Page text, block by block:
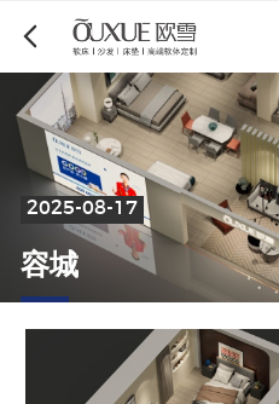
欧雪
2025-08-17
容城